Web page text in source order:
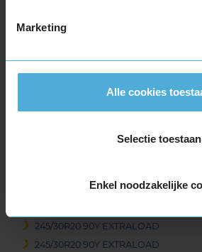
Marketing
Alle cookies
Selectie toestaan
Enkel noodzakelijke
285/35R19 103Y EXTRALOAD
295/30R19 100Y EXTRALOAD
305/30R19 102Y EXTRALOAD
305/30R19 102Y EXTRALOAD
305/30R19 102Y EXTRALOAD
20-inch banden
245/30R20 90Y EXTRALOAD
245/30R20 90Y EXTRALOAD